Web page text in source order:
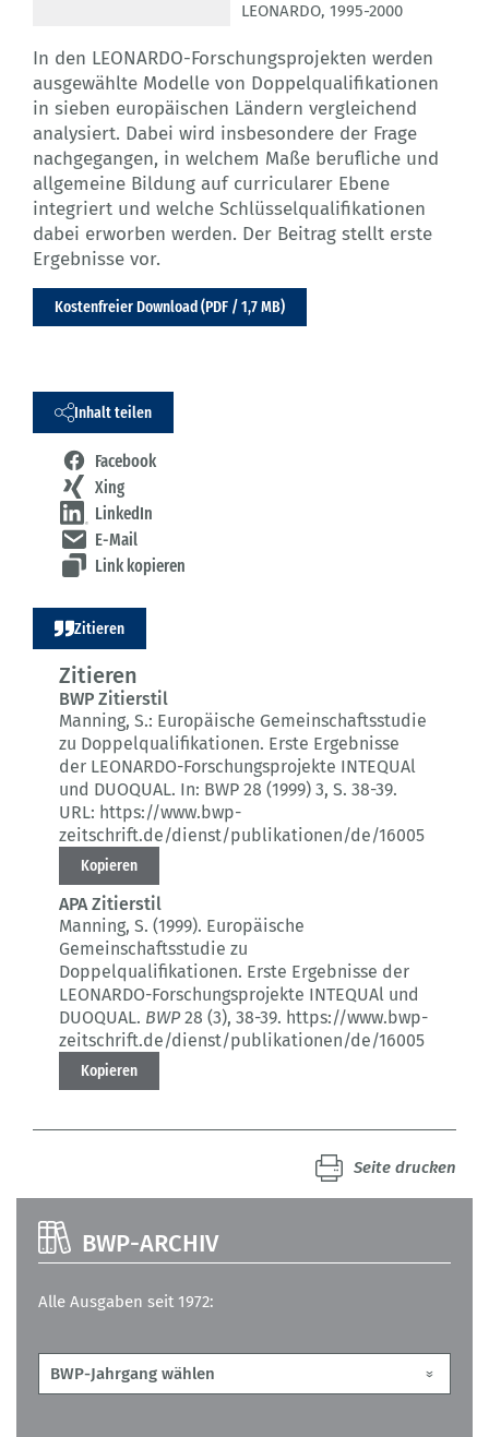
LEONARDO, 1995-2000
In den LEONARDO-Forschungsprojekten werden
ausgewählte Modelle von Doppelqualifikationen
in sieben europäischen Ländern vergleichend
analysiert. Dabei wird insbesondere der Frage
nachgegangen, in welchem Maße berufliche und
allgemeine Bildung auf curricularer Ebene
integriert und welche Schlüsselqualifikationen
dabei erworben werden. Der Beitrag stellt erste
Ergebnisse vor.
Kostenfreier Download (PDF / 1,7 MB)
Inhalt teilen
Facebook
Xing
LinkedIn
E-Mail
Link kopieren
Zitieren
Zitieren
BWP Zitierstil
Manning, S.: Europäische Gemeinschaftsstudie
zu Doppelqualifikationen. Erste Ergebnisse
der LEONARDO-Forschungsprojekte INTEQUAl
und DUOQUAL. In: BWP 28 (1999) 3, S. 38-39.
URL: https://www.bwp-
zeitschrift.de/dienst/publikationen/de/16005
Kopieren
APA Zitierstil
Manning, S. (1999). Europäische
Gemeinschaftsstudie zu
Doppelqualifikationen. Erste Ergebnisse der
LEONARDO-Forschungsprojekte INTEQUAl und
DUOQUAL. BWP28 (3), 38-39. https://www.bwp-
zeitschrift.de/dienst/publikationen/de/16005
Kopieren
Seite drucken
BWP-ARCHIV
Alle Ausgaben seit 1972: